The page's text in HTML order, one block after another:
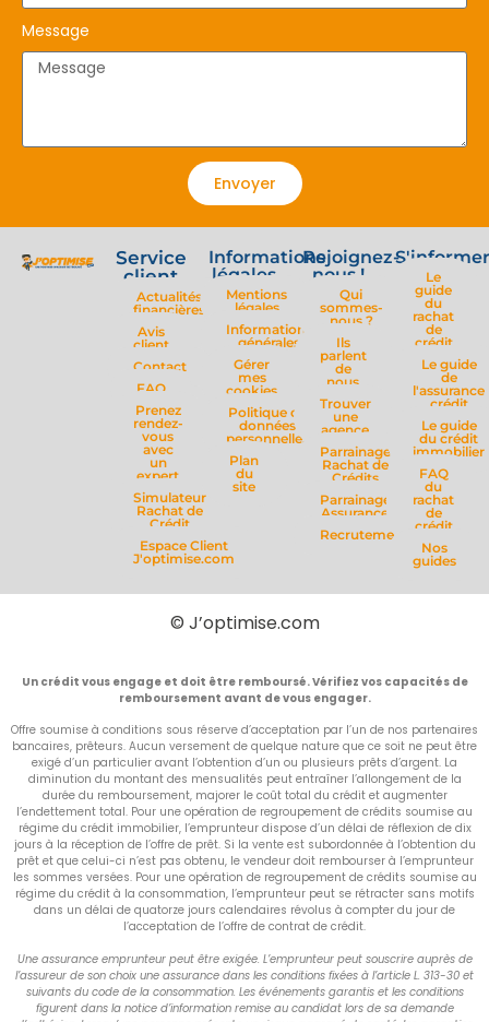
Message
Envoyer
Service
client
Actualités
financières
Avis
client
Contact
FAQ
Prenez
rendez-
vous
avec
un
expert
Simulateur
Rachat de
Crédit
Espace Client
J'optimise.com
Informations
légales
Mentions
légales
Informations
générales
Gérer
mes
cookies
Politique de
données
personnelles
Plan
du
site
Rejoignez-
nous !
Qui
sommes-
nous ?
Ils
parlent
de
nous
Trouver
une
agence
Parrainage
Rachat de
Crédits
Parrainage
Assurance
Recrutement
Le
guide
du
rachat
de
crédit
Le guide
de
l'assurance
crédit
Le guide
du crédit
immobilier
FAQ
du
rachat
de
crédit
Nos
guides
© J’optimise.com
Un crédit vous engage et doit être remboursé. Vérifiez vos capacités de
remboursement avant de vous engager.
Offre soumise à conditions sous réserve d’acceptation par l’un de nos partenaires
bancaires, prêteurs. Aucun versement de quelque nature que ce soit ne peut être
exigé d’un particulier avant l’obtention d’un ou plusieurs prêts d’argent. La
diminution du montant des mensualités peut entraîner l’allongement de la
durée du remboursement, majorer le coût total du crédit et augmenter
l’endettement total. Pour une opération de regroupement de crédits soumise au
régime du crédit immobilier, l’emprunteur dispose d’un délai de réflexion de dix
jours à la réception de l’offre de prêt. Si la vente est subordonnée à l’obtention du
prêt et que celui-ci n’est pas obtenu, le vendeur doit rembourser à l’emprunteur
les sommes versées. Pour une opération de regroupement de crédits soumise au
régime du crédit à la consommation, l’emprunteur peut se rétracter sans motifs
dans un délai de quatorze jours calendaires révolus à compter du jour de
l’acceptation de l’offre de contrat de crédit.
Une assurance emprunteur peut être exigée. L’emprunteur peut souscrire auprès de
l’assureur de son choix une assurance dans les conditions fixées à l’article L. 313-30 et
suivants du code de la consommation. Les événements garantis et les conditions
figurent dans la notice d’information remise au candidat lors de sa demande